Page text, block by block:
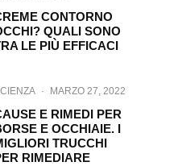
CONTORNO
QUALI SONO
LE PIÙ EFFICACI
· MARZO 27, 2022
E RIMEDI PER
E OCCHIAIE. I
TRUCCHI
RIMEDIARE